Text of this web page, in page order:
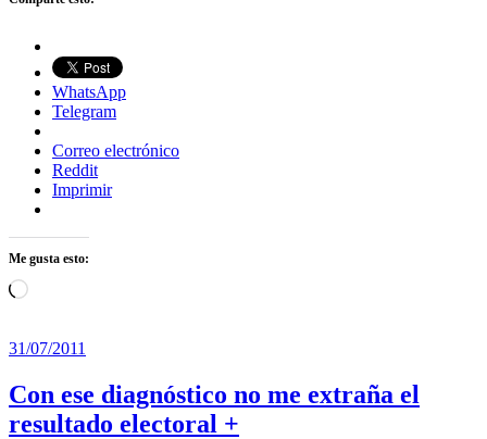
WhatsApp
Telegram
Correo electrónico
Reddit
Imprimir
Me gusta esto:
Cargando...
31/07/2011
Con ese diagnóstico no me extraña el
resultado electoral +